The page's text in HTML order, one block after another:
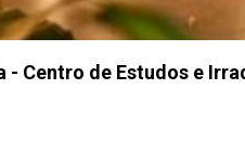
- Centro de Estudos e